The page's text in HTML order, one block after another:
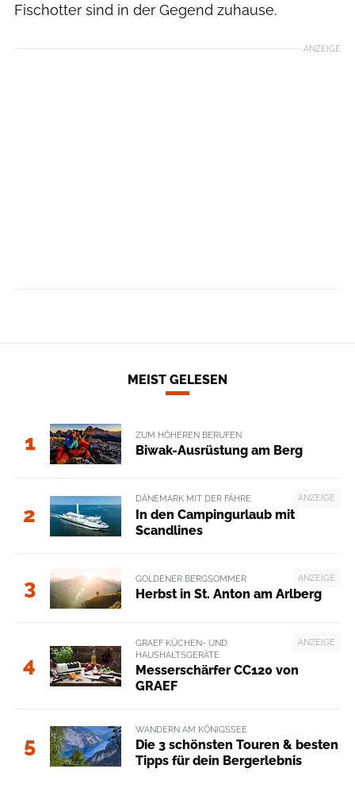
Fischotter sind in der Gegend zuhause.
ANZEIGE
MEIST GELESEN
1 ZUM HÖHEREN BERUFEN
Biwak-Ausrüstung am Berg
2
ANZEIGE
DÄNEMARK MIT DER FÄHRE
In den Campingurlaub mit
Scandlines
3 ANZEIGE
GOLDENER BERGSOMMER
Herbst in St. Anton am Arlberg
4
ANZEIGE
GRAEF KÜCHEN- UND
HAUSHALTSGERÄTE
Messerschärfer CC120 von
GRAEF
5
WANDERN AM KÖNIGSSEE
Die 3 schönsten Touren & besten
Tipps für dein Bergerlebnis